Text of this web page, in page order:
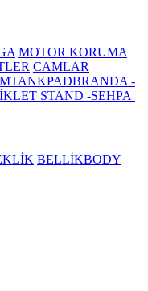
MOTOR KORUMA
CAMLAR
TANKPADBRANDA -
STAND -SEHPA
BELLİKBODY